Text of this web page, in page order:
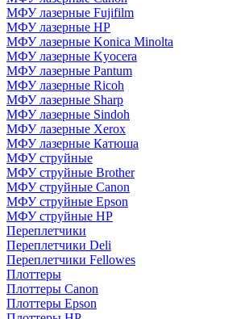
МФУ лазерные Fujifilm
МФУ лазерные HP
МФУ лазерные Konica Minolta
МФУ лазерные Kyocera
МФУ лазерные Pantum
МФУ лазерные Ricoh
МФУ лазерные Sharp
МФУ лазерные Sindoh
МФУ лазерные Xerox
МФУ лазерные Катюша
МФУ струйные
МФУ струйные Brother
МФУ струйные Canon
МФУ струйные Epson
МФУ струйные HP
Переплетчики
Переплетчики Deli
Переплетчики Fellowes
Плоттеры
Плоттеры Canon
Плоттеры Epson